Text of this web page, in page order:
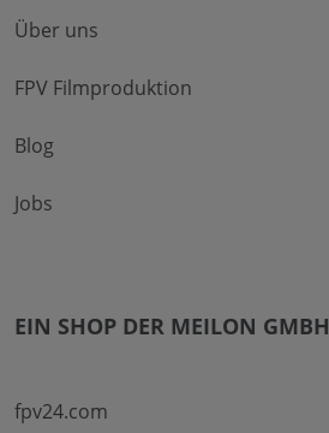
Über uns
FPV Filmproduktion
Blog
Jobs
EIN SHOP DER MEILON GMBH
fpv24.com